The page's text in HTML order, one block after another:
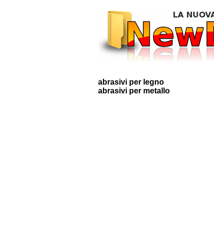
abrasivi per legno
abrasivi per metallo